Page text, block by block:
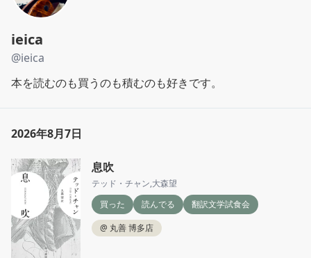
ieica
@ieica
本を読むのも買うのも積むのも好きです。
2026年8月7日
息吹
テッド・チャン,大森望
買った
読んでる
翻訳文学試食会
@ 丸善 博多店